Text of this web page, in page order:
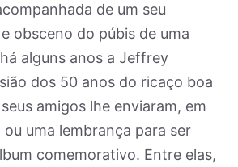
de um seu
obsceno do púbis de uma
alguns anos a Jeffrey
dos 50 anos do ricaço boa
amigos lhe enviaram, em
uma lembrança para ser
comemorativo. Entre elas,